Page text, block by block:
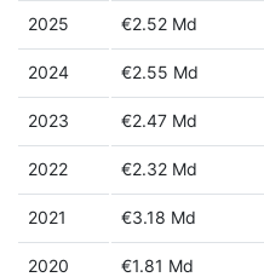
2025 €2.52 Md
2024 €2.55 Md
2023 €2.47 Md
2022 €2.32 Md
2021 €3.18 Md
2020 €1.81 Md